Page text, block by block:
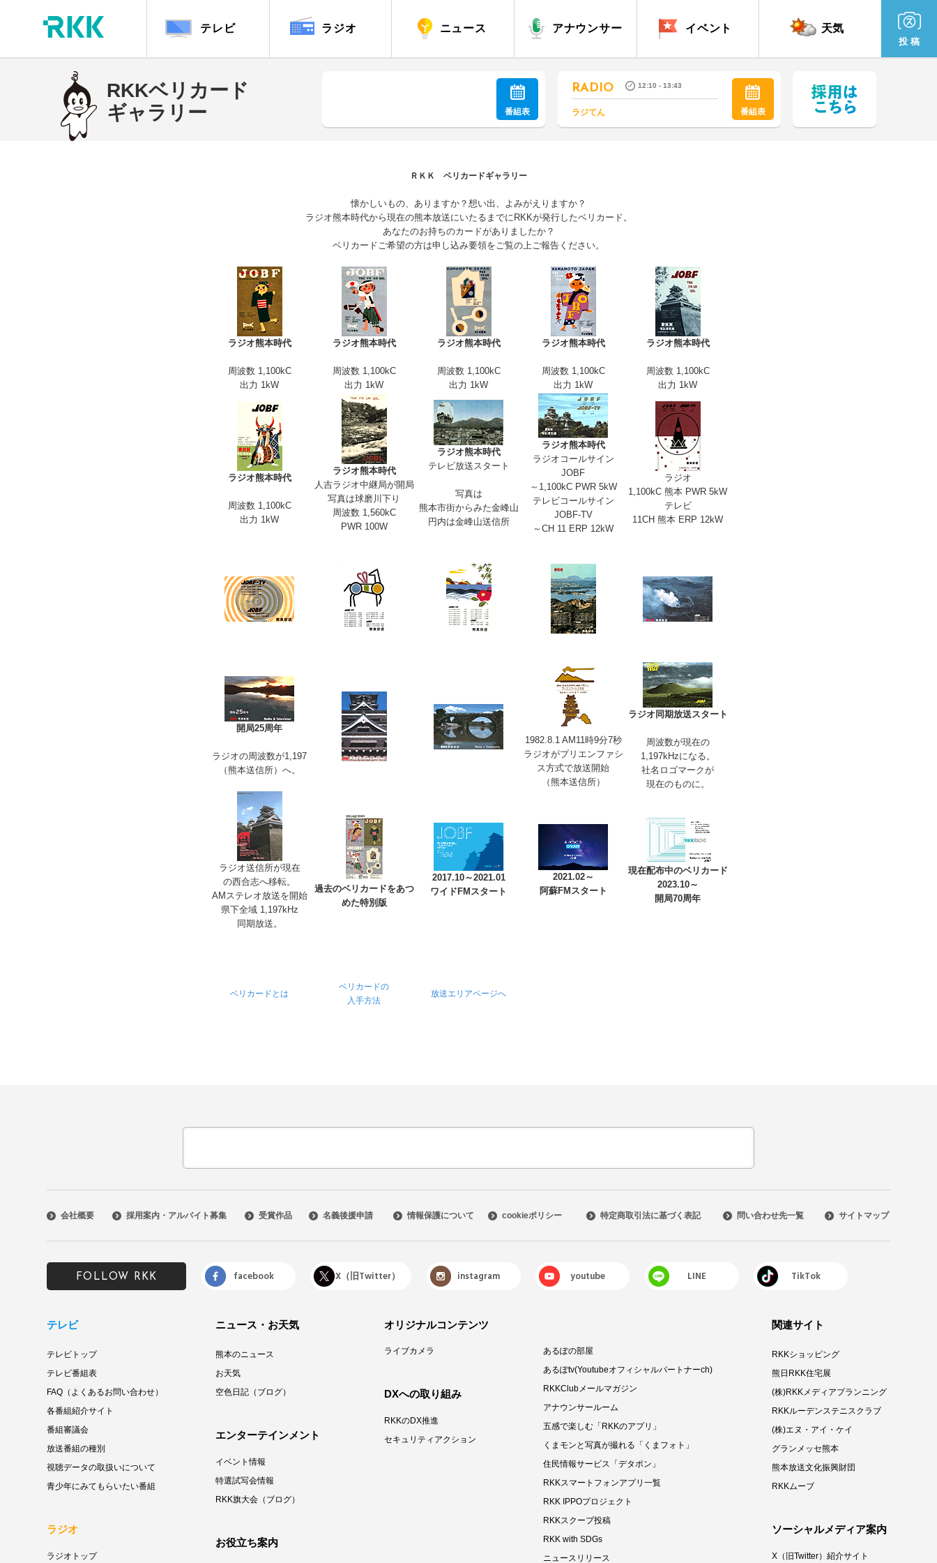
テレビ ラジオ ニュース アナウンサー イベント 天気
投 稿
RKKベリカード
ギャラリー
番組表
RADIO 12:10 - 13:43
ラジてん 番組表
ＲＫＫ ベリカードギャラリー
懐かしいもの、ありますか？想い出、よみがえりますか？
ラジオ熊本時代から現在の熊本放送にいたるまでにRKKが発行したベリカード。
あなたのお持ちのカードがありましたか？
ベリカードご希望の方は申し込み要領をご覧の上ご報告ください。
ラジオ熊本時代
周波数 1,100kC
出力 1kW
ラジオ熊本時代
周波数 1,100kC
出力 1kW
ラジオ熊本時代
周波数 1,100kC
出力 1kW
ラジオ熊本時代
周波数 1,100kC
出力 1kW
ラジオ熊本時代
周波数 1,100kC
出力 1kW
ラジオ熊本時代
周波数 1,100kC
出力 1kW
ラジオ熊本時代
人吉ラジオ中継局が開局
写真は球磨川下り
周波数 1,560kC
PWR 100W
ラジオ熊本時代
テレビ放送スタート
写真は
熊本市街からみた金峰山
円内は金峰山送信所
ラジオ熊本時代
ラジオコールサイン
JOBF
～1,100kC PWR 5kW
テレビコールサイン
JOBF-TV
～CH 11 ERP 12kW
ラジオ
1,100kC 熊本 PWR 5kW
テレビ
11CH 熊本 ERP 12kW
開局25周年
ラジオの周波数が1,197
（熊本送信所）へ。
1982.8.1 AM11時9分7秒
ラジオがプリエンファシ
ス方式で放送開始
（熊本送信所）
ラジオ同期放送スタート
周波数が現在の
1,197kHzになる。
社名ロゴマークが
現在のものに。
ラジオ送信所が現在
の西合志へ移転。
AMステレオ放送を開始
県下全域 1,197kHz
同期放送。
過去のベリカードをあつ
めた特別版
2017.10～2021.01
ワイドFMスタート
2021.02～
阿蘇FMスタート
現在配布中のベリカード
2023.10～
開局70周年
ベリカードとは
ベリカードの
入手方法
放送エリアページへ
会社概要 採用案内・アルバイト募集 受賞作品 名義後援申請 情報保護について cookieポリシー 特定商取引法に基づく表記 問い合わせ先一覧 サイトマップ
FOLLOW RKK facebook X（旧Twitter） instagram youtube LINE TikTok
テレビ
テレビトップ
テレビ番組表
FAQ（よくあるお問い合わせ）
各番組紹介サイト
番組審議会
放送番組の種別
視聴データの取扱いについて
青少年にみてもらいたい番組
ラジオ
ラジオトップ
ニュース・お天気
熊本のニュース
お天気
空色日記（ブログ）
エンターテインメント
イベント情報
特選試写会情報
RKK旗大会（ブログ）
お役立ち案内
オリジナルコンテンツ
ライブカメラ
DXへの取り組み
RKKのDX推進
セキュリティアクション
あるぽの部屋
あるぽtv(Youtubeオフィシャルパートナーch)
RKKClubメールマガジン
アナウンサールーム
五感で楽しむ「RKKのアプリ」
くまモンと写真が撮れる「くまフォト」
住民情報サービス「デタポン」
RKKスマートフォンアプリ一覧
RKK IPPOプロジェクト
RKKスクープ投稿
RKK with SDGs
ニュースリリース
関連サイト
RKKショッピング
熊日RKK住宅展
(株)RKKメディアプランニング
RKKルーデンステニスクラブ
(株)エヌ・アイ・ケイ
グランメッセ熊本
熊本放送文化振興財団
RKKムーブ
ソーシャルメディア案内
X（旧Twitter）紹介サイト